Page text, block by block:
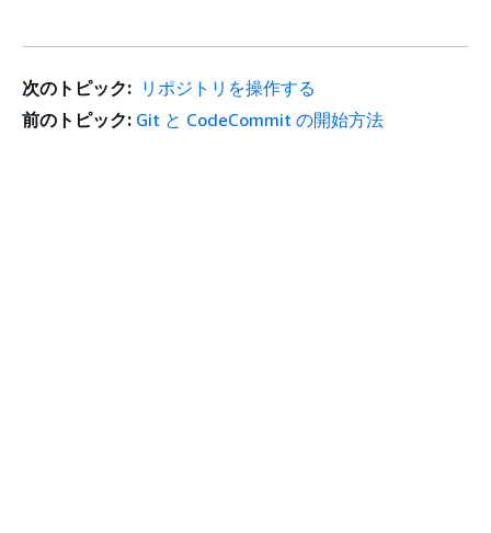
次のトピック: リポジトリを操作する
前のトピック: Git と CodeCommit の開始方法